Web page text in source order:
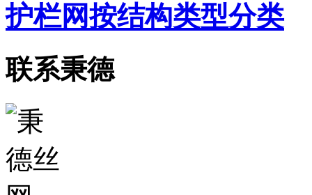
护栏网按结构类型分类
联系秉德